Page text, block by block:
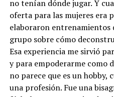
no tenían dónde jugar. Y
oferta para las mujeres era
elaboraron entrenamientos
grupo sobre cómo
Esa experiencia me sirvió
y para empoderarme como
no parece que es un hobby,
una profesión. Fue una